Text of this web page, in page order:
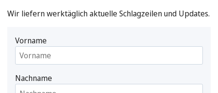
Wir liefern werktäglich aktuelle Schlagzeilen und Updates.
Vorname
Nachname